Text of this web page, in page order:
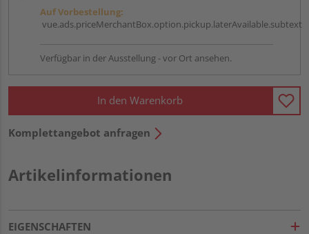
Auf Vorbestellung:
vue.ads.priceMerchantBox.option.pickup.laterAvailable.subtext
Verfügbar in der Ausstellung - vor Ort ansehen.
In den Warenkorb
Komplettangebot anfragen
Artikelinformationen
EIGENSCHAFTEN